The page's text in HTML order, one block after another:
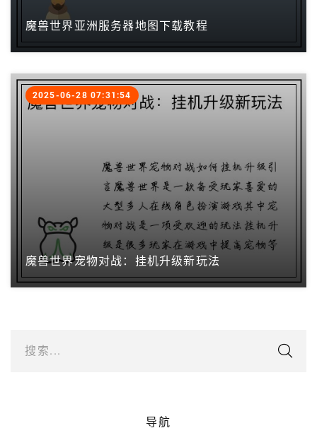
魔兽世界亚洲服务器地图下载教程
魔兽世界宠物对战：挂机升级新玩法
2025-06-28 07:31:54
搜索...
导航